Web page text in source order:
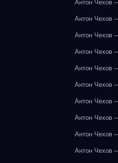
Антон Чехов
Антон Чехов
Антон Чехов
Антон Чехов
Антон Чехов
Антон Чехов
Антон Чехов
Антон Чехов
Антон Чехов
Антон Чехов